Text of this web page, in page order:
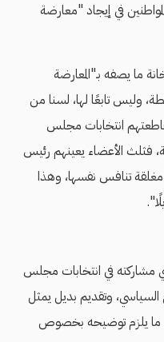
في إيجاد "معارضة
ما يصفه بـ"المعارضة
وليس تابعًا لها، لسنا من
انتخابات مجلس
فثلث الأعضاء يعينهم رئيس
مغلقة تنافس نفسها، وهذا
مشاركته في انتخابات مجلس
السياسي، وتقديم بديل يمثل
ما يلزم توضيحه بخصوص